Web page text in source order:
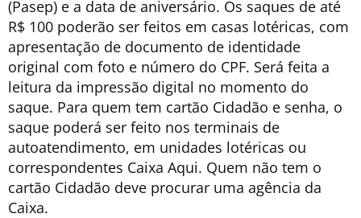
(Pasep) e a data de aniversário. Os saques de até
R$ 100 poderão ser feitos em casas lotéricas, com
apresentação de documento de identidade
original com foto e número do CPF. Será feita a
leitura da impressão digital no momento do
saque. Para quem tem cartão Cidadão e senha, o
saque poderá ser feito nos terminais de
autoatendimento, em unidades lotéricas ou
correspondentes Caixa Aqui. Quem não tem o
cartão Cidadão deve procurar uma agência da
Caixa.